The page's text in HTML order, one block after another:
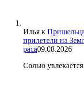
Илья к
прилетели на
раса09.08.2026
Солью